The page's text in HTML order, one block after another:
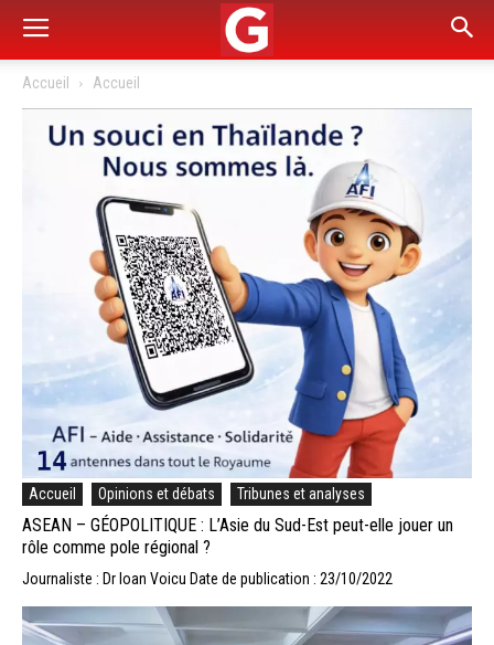
Accueil Accueil
Accueil Opinions et débats Tribunes et analyses
ASEAN – GÉOPOLITIQUE : L’Asie du Sud-Est peut-elle jouer un
rôle comme pole régional ?
Journaliste : Dr Ioan Voicu Date de publication : 23/10/2022